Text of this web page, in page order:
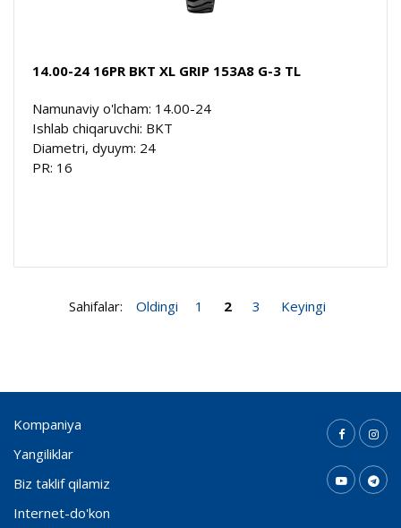
14.00-24 16PR BKT XL GRIP 153A8 G-3 TL
Namunaviy o'lcham: 14.00-24
Ishlab chiqaruvchi: BKT
Diametri, dyuym: 24
PR: 16
Sahifalar: Oldingi 1 2 3 Keyingi
Kompaniya
Yangiliklar
Biz taklif qilamiz
Internet-do'kon